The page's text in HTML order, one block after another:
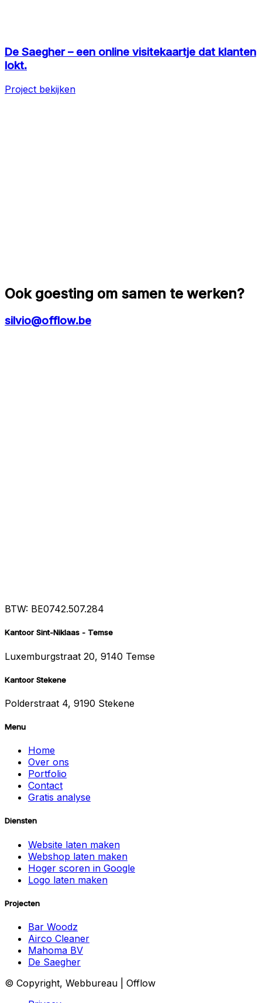
De Saegher – een online visitekaartje dat klanten
lokt.
Project bekijken
Ook goesting om samen te werken?
silvio@offlow.be
BTW: BE0742.507.284
Kantoor Sint-Niklaas - Temse
Luxemburgstraat 20, 9140 Temse
Kantoor Stekene
Polderstraat 4, 9190 Stekene
Menu
Home
Over ons
Portfolio
Contact
Gratis analyse
Diensten
Website laten maken
Webshop laten maken
Hoger scoren in Google
Logo laten maken
Projecten
Bar Woodz
Airco Cleaner
Mahoma BV
De Saegher
© Copyright, Webbureau | Offlow